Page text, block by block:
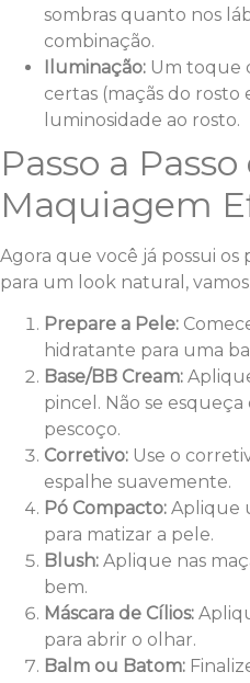
sombras quanto nos
combinação.
Iluminação: Um toque
certas (maçãs do
luminosidade ao rosto.
Passo a Passo
Maquiagem
Agora que você já possui os
para um look natural, vamos
Prepare a Pele:
hidratante para uma
Base/BB Cream:
pincel. Não se
pescoço.
Corretivo: Use o
espalhe suavemente.
Pó Compacto: Aplique
para matizar a pele.
Blush: Aplique nas
bem.
Máscara de Cílios:
para abrir o olhar.
Balm ou Batom: